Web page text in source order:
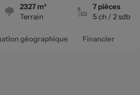
2327 m²
Terrain
7 pièces
5 ch / 2 sdb
géographique Financier